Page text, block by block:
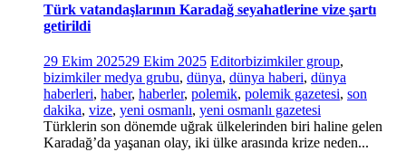
Türk vatandaşlarının Karadağ seyahatlerine vize şartı
getirildi
29 Ekim 202529 Ekim 2025 Editorbizimkiler group,
bizimkiler medya grubu, dünya, dünya haberi, dünya
haberleri, haber, haberler, polemik, polemik gazetesi, son
dakika, vize, yeni osmanlı, yeni osmanlı gazetesi
Türklerin son dönemde uğrak ülkelerinden biri haline gelen
Karadağ’da yaşanan olay, iki ülke arasında krize neden...